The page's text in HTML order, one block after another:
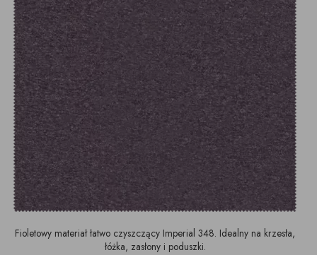
Fioletowy materiał łatwo czyszczący Imperial 348. Idealny na krzesła,
łóżka, zasłony i poduszki.